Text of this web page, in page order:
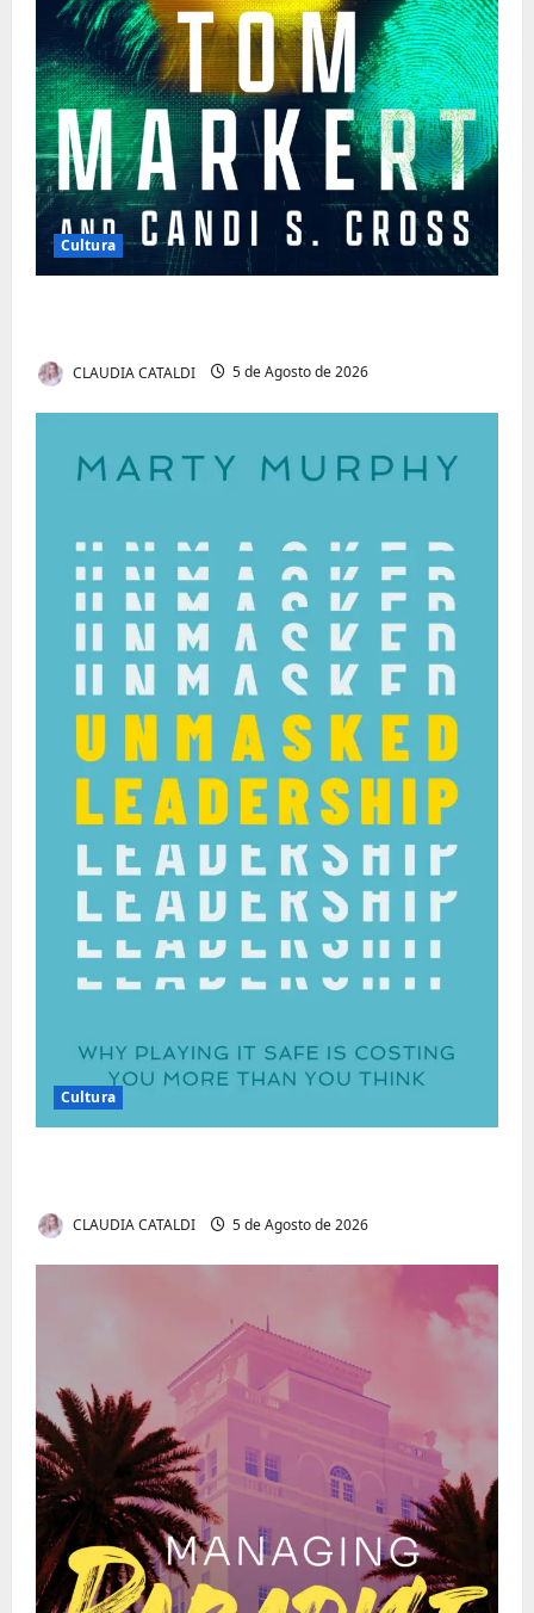
Cultura
CLAUDIA CATALDI 5 de Agosto de 2026
Cultura
CLAUDIA CATALDI 5 de Agosto de 2026